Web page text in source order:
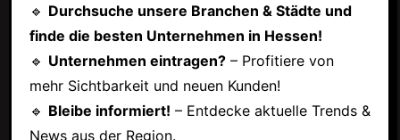
🔹 Durchsuche unsere Branchen & Städte und
finde die besten Unternehmen in Hessen!
🔹 Unternehmen eintragen?– Profitiere von
mehr Sichtbarkeit und neuen Kunden!
🔹 Bleibe informiert! – Entdecke aktuelle Trends &
News aus der Region.